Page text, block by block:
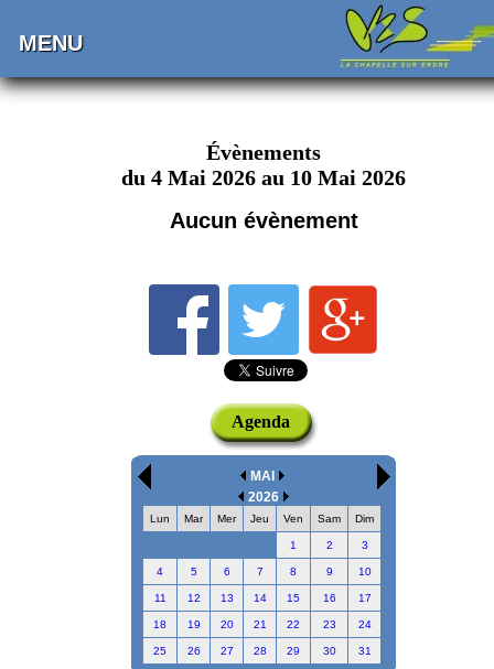
MENU
Évènements
du 4 Mai 2026 au 10 Mai 2026
Aucun évènement
Agenda
MAI
2026
Lun Mar Mer Jeu Ven Sam Dim
1 2 3
4 5 6 7 8 9 10
11 12 13 14 15 16 17
18 19 20 21 22 23 24
25 26 27 28 29 30 31